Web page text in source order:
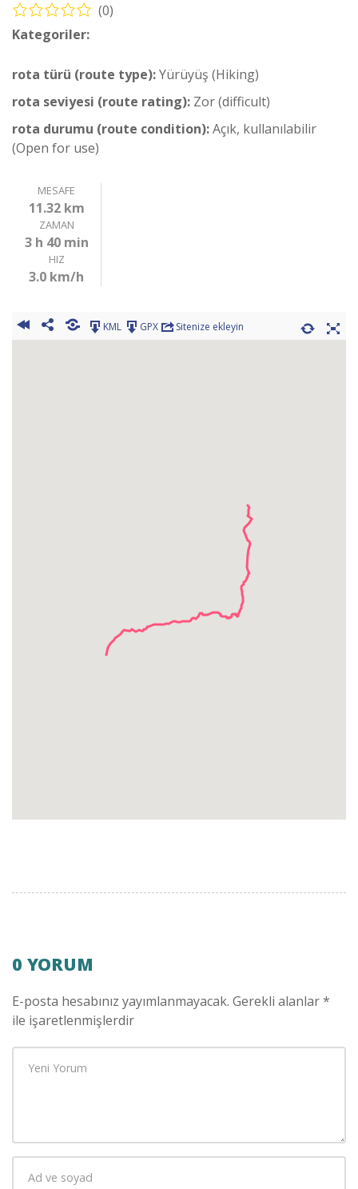
(0)
Kategoriler:
Yürüyüş – Orta Rotası (Hiking – Middle Route)
rota türü (route type):Yürüyüş (Hiking)
rota seviyesi (route rating): Zor (difficult)
rota durumu (route condition):Açık, kullanılabilir
(Open for use)
MESAFE
11.32 km
ZAMAN
3 h 40 min
HIZ
3.0 km/h
KML GPX Sitenize ekleyin
0 YORUM
E-posta hesabınız yayımlanmayacak. Gerekli alanlar*
ile işaretlenmişlerdir